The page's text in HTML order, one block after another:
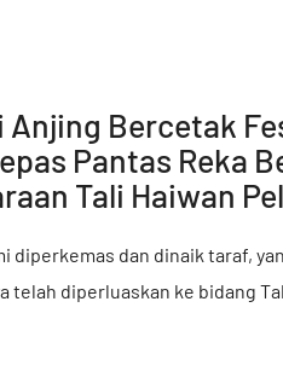
Anjing Bercetak
Pantas Reka
Tali Haiwan
diperkemas dan dinaik taraf,
telah diperluaskan ke bidang